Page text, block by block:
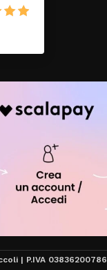
| P.IVA 03836200786